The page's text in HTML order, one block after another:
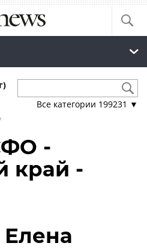
Все категории 199231 ▼
-
край -